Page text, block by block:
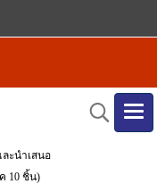
ะนำเสนอ
10 ชิ้น)